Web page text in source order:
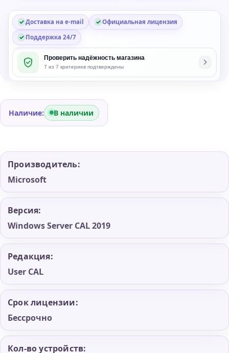
1pk
DSP
5
Clt
User
Доставка на e-mail
Официальная лицензия
Поддержка 24/7
Проверить надёжность магазина
7 из 7 критериев подтверждены
Наличие: В наличии
Производитель:
Microsoft
Версия:
Windows Server CAL 2019
Редакция:
User CAL
Срок лицензии:
Бессрочно
Кол-во устройств: